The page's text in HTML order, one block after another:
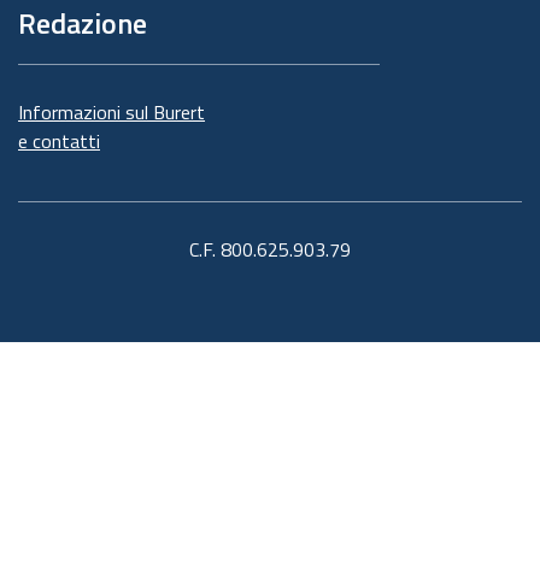
Redazione
Informazioni sul Burert
e contatti
C.F. 800.625.903.79